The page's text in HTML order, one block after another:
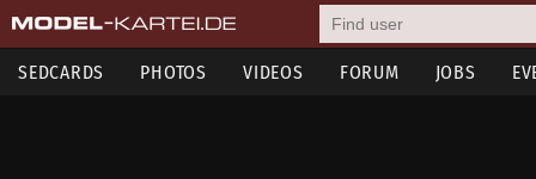
SEDCARDS PHOTOS VIDEOS FORUM JOBS